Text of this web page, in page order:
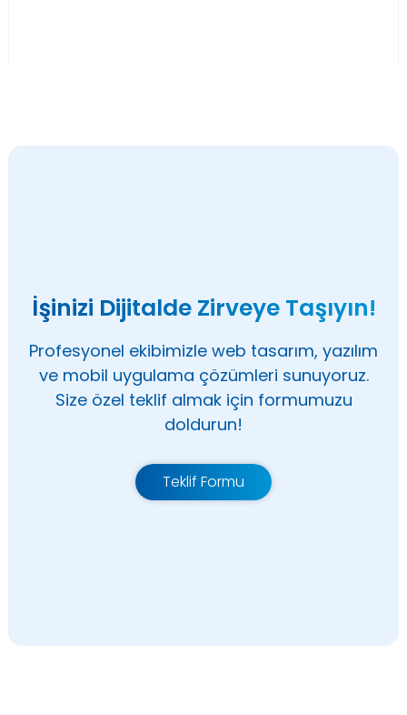
İşinizi Dijitalde Zirveye Taşıyın!
Profesyonel ekibimizle web tasarım, yazılım
ve mobil uygulama çözümleri sunuyoruz.
Size özel teklif almak için formumuzu
doldurun!
Teklif Formu